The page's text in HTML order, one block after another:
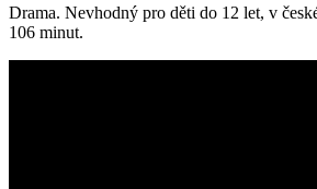
Drama. Nevhodný pro děti do 12 let, v
106 minut.